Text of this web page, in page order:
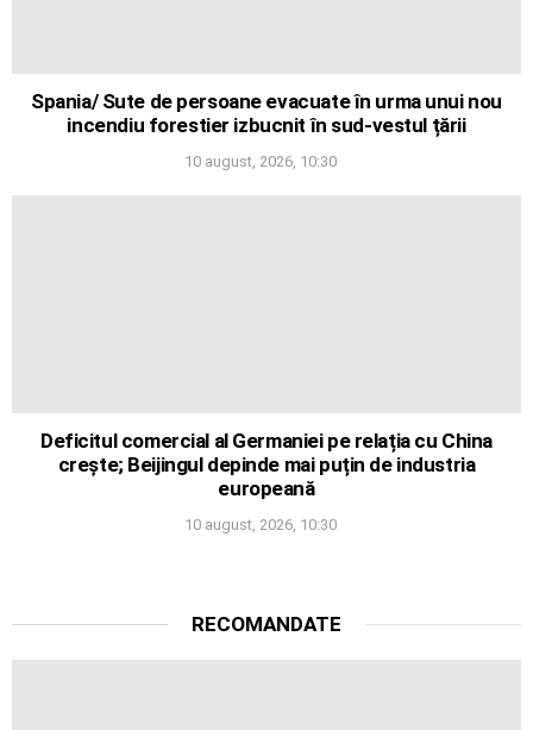
Spania/ Sute de persoane evacuate în urma unui nou
incendiu forestier izbucnit în sud-vestul țării
10 august, 2026, 10:30
Deficitul comercial al Germaniei pe relația cu China
crește; Beijingul depinde mai puțin de industria
europeană
10 august, 2026, 10:30
RECOMANDATE